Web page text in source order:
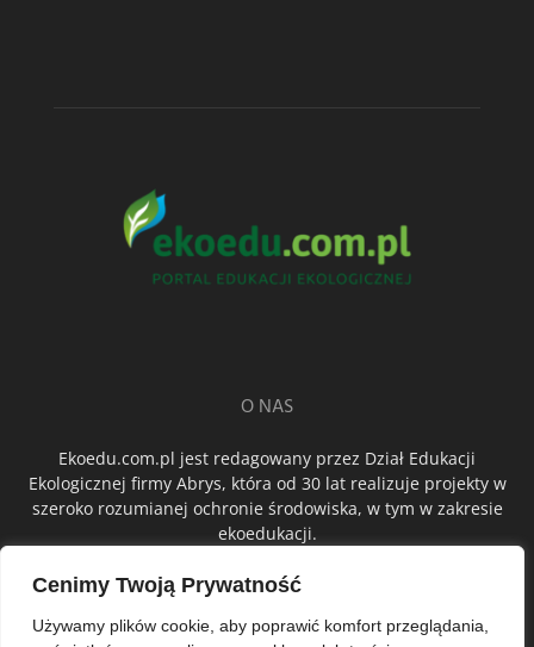
Cenimy Twoją Prywatność
Używamy plików cookie, aby poprawić komfort przeglądania,
O NAS
Ekoedu.com.pl jest redagowany przez Dział Edukacji
Ekologicznej firmy Abrys, która od 30 lat realizuje projekty w
szeroko rozumianej ochronie środowiska, w tym w zakresie
ekoedukacji.
ŚLEDŹ NAS